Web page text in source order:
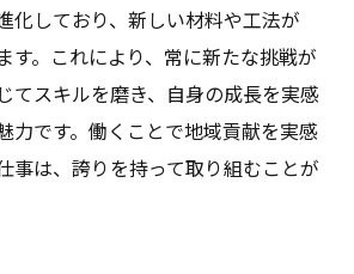
化しており、新しい材料や工法が
す。これにより、常に新たな挑戦が
てスキルを磨き、自身の成長を実感
力です。働くことで地域貢献を実感
事は、誇りを持って取り組むことが